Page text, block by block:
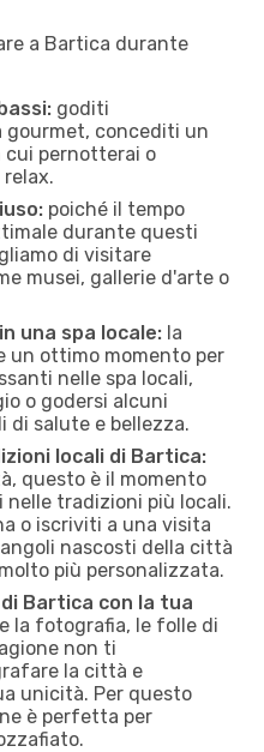
a Bartica durante
goditi
gourmet, concediti un
cui pernotterai o
poiché il tempo
durante questi
di visitare
musei, gallerie d'arte o
una spa locale: la
un ottimo momento per
nelle spa locali,
o godersi alcuni
salute e bellezza.
locali di Bartica:
questo è il momento
nelle tradizioni più locali.
o iscriviti a una visita
nascosti della città
più personalizzata.
Bartica con la tua
la fotografia, le folle di
non ti
la città e
unicità. Per questo
è perfetta per